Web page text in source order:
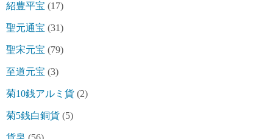
紹豊平宝 (17)
聖元通宝 (31)
聖宋元宝 (79)
至道元宝 (3)
菊10銭アルミ貨 (2)
菊5銭白銅貨 (5)